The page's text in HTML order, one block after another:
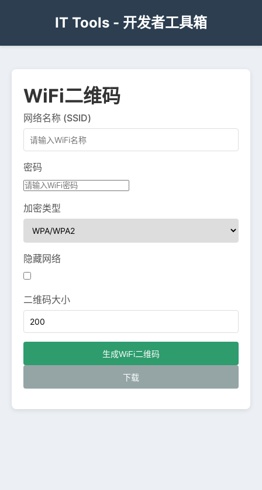
IT Tools - 开发者工具箱
WiFi二维码
网络名称 (SSID)
密码
加密类型
隐藏网络
二维码大小
生成WiFi二维码
下载